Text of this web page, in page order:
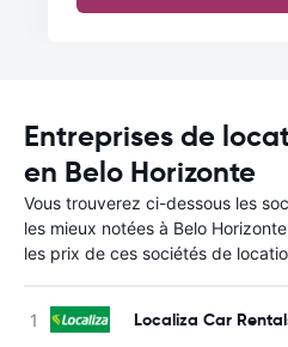
Entreprises de
en Belo Horizonte
Vous trouverez ci-dessous les
les mieux notées à Belo
les prix de ces sociétés de
Localiza Car